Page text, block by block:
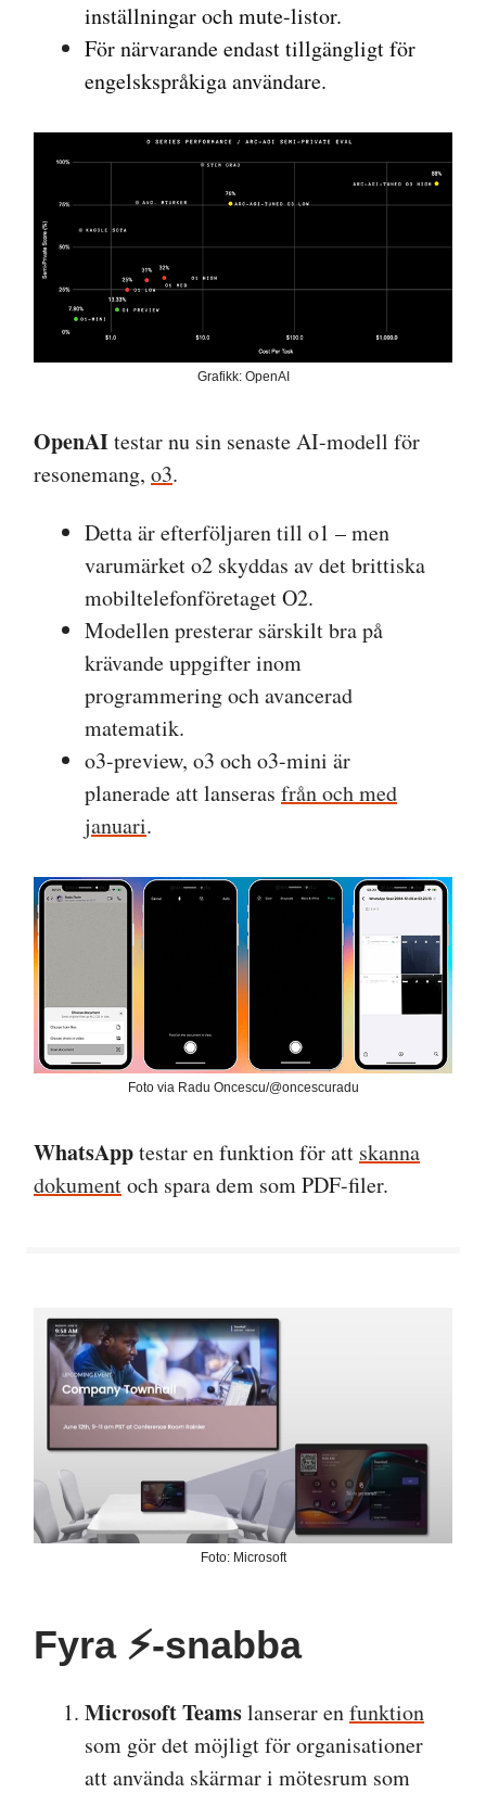
inställningar och mute-listor.
För närvarande endast tillgängligt för
engelskspråkiga användare.
Grafikk: OpenAI
OpenAItestar nu sin senaste AI-modell för
resonemang, o3.
Detta är efterföljaren till o1 – men
varumärket o2 skyddas av det brittiska
mobiltelefonföretaget O2.
Modellen presterar särskilt bra på
krävande uppgifter inom
programmering och avancerad
matematik.
o3-preview, o3 och o3-mini är
planerade att lanseras från och med
januari.
Foto via Radu Oncescu/@oncescuradu
WhatsApptestar en funktion för att skanna
dokumentoch spara dem som PDF-filer.
Foto: Microsoft
Fyra ⚡️-snabba
Microsoft Teamslanserar enfunktion
som gör det möjligt för organisationer
att använda skärmar i mötesrum som